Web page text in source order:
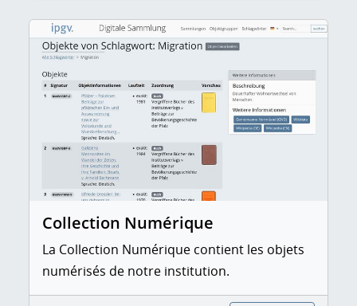
Collection Numérique
La Collection Numérique contient les objets
numérisés de notre institution.